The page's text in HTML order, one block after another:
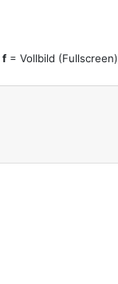
d
f = Vollbild (Fullscreen)